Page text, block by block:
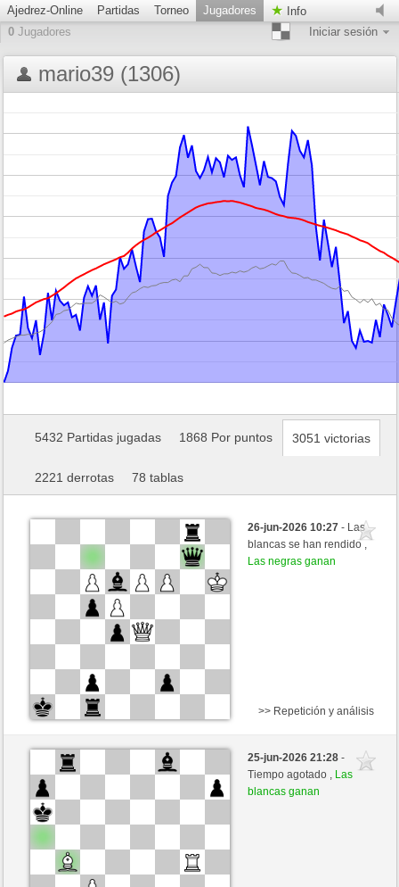
Ajedrez-Online Partidas Torneo Jugadores
Info
0 Jugadores Iniciar sesión
mario39 (1306)
5432 Partidas jugadas 1868 Por puntos 3051 victorias
2221 derrotas 78 tablas
26-jun-2026 10:27- Las
blancas se han rendido ,
Las negras ganan
Blancas
Blu_mare88 (1374) (-18)
Negras
mario39 (1329) (+18)
Tiempo: 15 minutes/side + 0 seconds/move
>> Repetición y análisis
25-jun-2026 21:28-
Tiempo agotado , Las
blancas ganan